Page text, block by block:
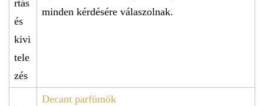
minden kérdésére válaszolnak.
Decant parfümök